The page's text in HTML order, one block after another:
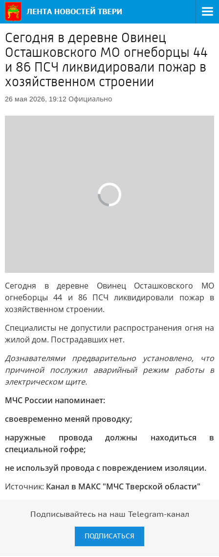
Сегодня в деревне Овинец
Осташковского МО огнеборцы 44
и 86 ПСЧ ликвидировали пожар в
хозяйственном строении
26 мая 2026, 19:12 Официально
Сегодня в деревне Овинец Осташковского МО
огнеборцы 44 и 86 ПСЧ ликвидировали пожар в
хозяйственном строении.
Специалисты не допустили распространения огня на
жилой дом. Пострадавших нет.
Дознавателями предварительно установлено, что
причиной послужил аварийный режим работы в
электрическом щите.
МЧС России напоминает:
своевременно меняй проводку;
наружные провода должны находиться в
специальной гофре;
не используй провода с повреждением изоляции.
Источник: Канал в МАКС "МЧС Тверской области"
Подписывайтесь на наш Telegram-канал
ПОДПИСАТЬСЯ